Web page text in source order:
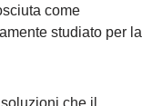
come
studiato per la
che il